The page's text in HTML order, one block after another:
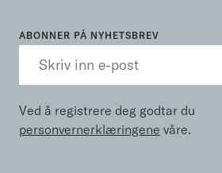
ABONNER PÅ NYHETSBREV
Ved å registrere deg godtar du
personvernerklæringene våre.